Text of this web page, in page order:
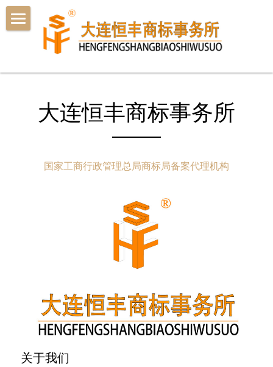
首页
关于我们
双享商标注册
大连恒丰商标事务所
国家工商行政管理总局商标局备案代理机构
关于我们